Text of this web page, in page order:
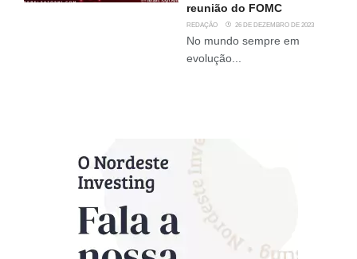
reunião do FOMC
REDAÇÃO 26 DE DEZEMBRO DE 2023
No mundo sempre em
evolução...